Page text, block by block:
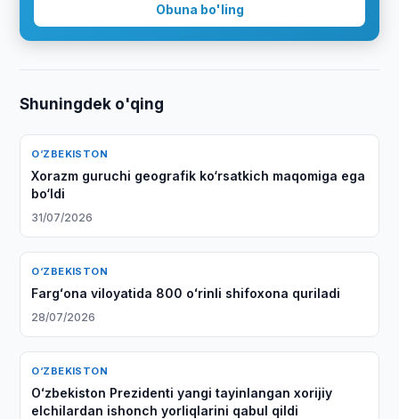
Obuna bo'ling
Shuningdek o'qing
O‘ZBEKISTON
Xorazm guruchi geografik ko‘rsatkich maqomiga ega
bo‘ldi
31/07/2026
O‘ZBEKISTON
Fargʻona viloyatida 800 oʻrinli shifoxona quriladi
28/07/2026
O‘ZBEKISTON
Oʻzbekiston Prezidenti yangi tayinlangan xorijiy
elchilardan ishonch yorliqlarini qabul qildi